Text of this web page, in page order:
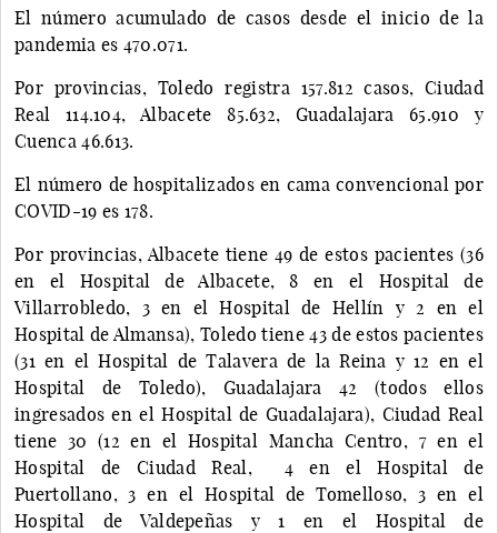
El número acumulado de casos desde el inicio de la
pandemia es 470.071.
Por provincias, Toledo registra 157.812 casos, Ciudad
Real 114.104, Albacete 85.632, Guadalajara 65.910 y
Cuenca 46.613.
El número de hospitalizados en cama convencional por
COVID-19 es 178.
Por provincias, Albacete tiene 49 de estos pacientes (36
en el Hospital de Albacete, 8 en el Hospital de
Villarrobledo, 3 en el Hospital de Hellín y 2 en el
Hospital de Almansa), Toledo tiene 43 de estos pacientes
(31 en el Hospital de Talavera de la Reina y 12 en el
Hospital de Toledo), Guadalajara 42 (todos ellos
ingresados en el Hospital de Guadalajara), Ciudad Real
tiene 30 (12 en el Hospital Mancha Centro, 7 en el
Hospital de Ciudad Real, 4 en el Hospital de
Puertollano, 3 en el Hospital de Tomelloso, 3 en el
Hospital de Valdepeñas y 1 en el Hospital de